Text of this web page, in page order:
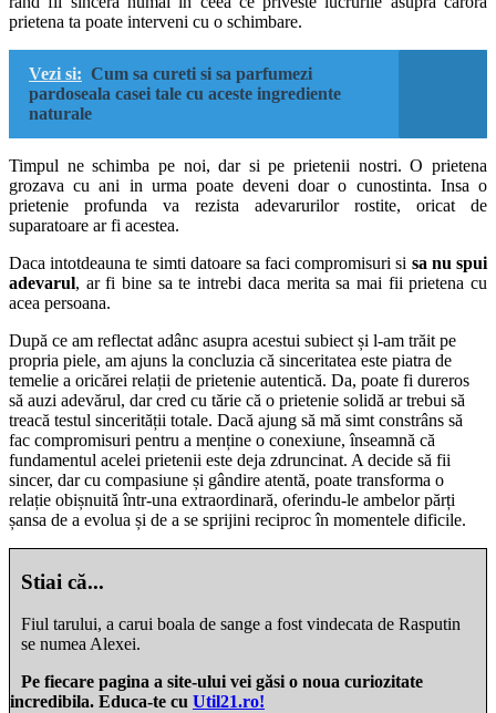
prietena ta poate interveni cu o schimbare.
Vezi si: Cum sa cureti si sa parfumezi
pardoseala casei tale cu aceste ingrediente
naturale
Timpul ne schimba pe noi, dar si pe prietenii nostri. O prietena
grozava cu ani in urma poate deveni doar o cunostinta. Insa o
prietenie profunda va rezista adevarurilor rostite, oricat de
suparatoare ar fi acestea.
Daca intotdeauna te simti datoare sa faci compromisuri si sa nu spui
adevarul, ar fi bine sa te intrebi daca merita sa mai fii prietena cu
acea persoana.
După ce am reflectat adânc asupra acestui subiect și l-am trăit pe
propria piele, am ajuns la concluzia că sinceritatea este piatra de
temelie a oricărei relații de prietenie autentică. Da, poate fi dureros
să auzi adevărul, dar cred cu tărie că o prietenie solidă ar trebui să
treacă testul sincerității totale. Dacă ajung să mă simt constrâns să
fac compromisuri pentru a menține o conexiune, înseamnă că
fundamentul acelei prietenii este deja zdruncinat. A decide să fii
sincer, dar cu compasiune și gândire atentă, poate transforma o
relație obișnuită într-una extraordinară, oferindu-le ambelor părți
șansa de a evolua și de a se sprijini reciproc în momentele dificile.
Stiai că...
Fiul tarului, a carui boala de sange a fost vindecata de Rasputin
se numea Alexei.
Pe fiecare pagina a site-ului vei găsi o noua curiozitate
incredibila. Educa-te cu Util21.ro!